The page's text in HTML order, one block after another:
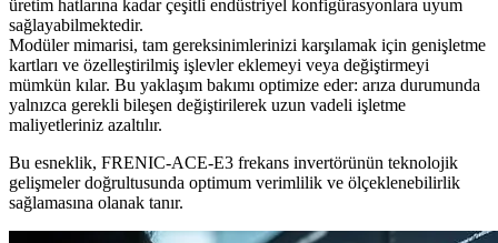
üretim hatlarına kadar çeşitli endüstriyel konfigürasyonlara uyum
sağlayabilmektedir.
Modüler mimarisi, tam gereksinimlerinizi karşılamak için genişletme
kartları ve özelleştirilmiş işlevler eklemeyi veya değiştirmeyi
mümkün kılar. Bu yaklaşım bakımı optimize eder: arıza durumunda
yalnızca gerekli bileşen değiştirilerek uzun vadeli işletme
maliyetleriniz azaltılır.
Bu esneklik, FRENIC-ACE-E3 frekans invertörünün teknolojik
gelişmeler doğrultusunda optimum verimlilik ve ölçeklenebilirlik
sağlamasına olanak tanır.